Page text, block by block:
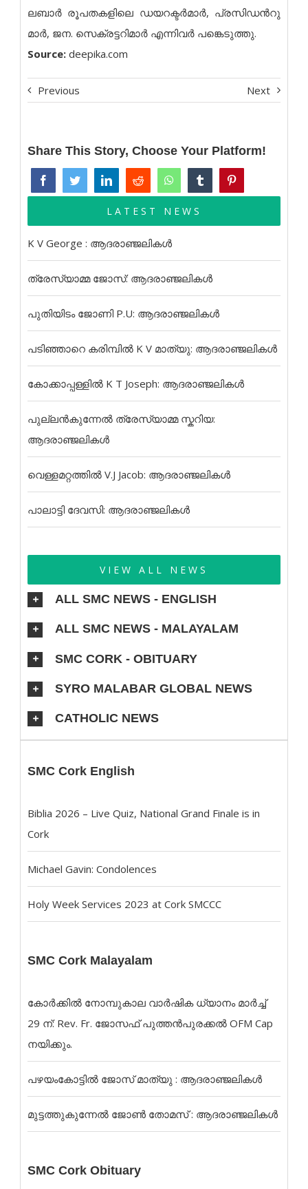
ല​​ബാ​​ർ രൂ​​പ​​ത​​ക​​ളി​​ലെ ഡ​​യ​​റ​​ക്ട​​ർ​​മാ​​ർ, പ്ര​​സി​​ഡ​​ന്‍റു​​
മാ​​ർ, ജ​​ന. സെ​​ക്ര​​ട്ട​​റി​​മാ​​ർ എ​​ന്നി​​വ​​ർ പ​​ങ്കെ​​ടു​​ത്തു.
Source: deepika.com
Previous Next
Share This Story, Choose Your Platform!
LATEST NEWS
K V George : ആദരാഞ്ജലികൾ
ത്രേസ്യാമ്മ ജോസ്: ആദരാഞ്ജലികൾ
പുതിയിടം ജോണി P.U: ആദരാഞ്ജലികൾ
പടിഞ്ഞാറെ കരിമ്പിൽ K V മാത്യു: ആദരാഞ്ജലികൾ
കോക്കാപ്പള്ളിൽ K T Joseph: ആദരാഞ്ജലികൾ
പുല്ലൻകുന്നേൽ ത്രേസ്യാമ്മ സ്കറിയ:
ആദരാഞ്ജലികൾ
വെള്ളമറ്റത്തിൽ V.J Jacob: ആദരാഞ്ജലികൾ
പാലാട്ടി ദേവസി: ആദരാഞ്ജലികൾ
VIEW ALL NEWS
ALL SMC NEWS - ENGLISH
ALL SMC NEWS - MALAYALAM
SMC CORK - OBITUARY
SYRO MALABAR GLOBAL NEWS
CATHOLIC NEWS
SMC Cork English
Biblia 2026 – Live Quiz, National Grand Finale is in
Cork
Michael Gavin: Condolences
Holy Week Services 2023 at Cork SMCCC
SMC Cork Malayalam
കോർക്കിൽ നോമ്പുകാല വാർഷിക ധ്യാനം മാർച്ച്
29 ന്: Rev. Fr. ജോസഫ് പുത്തൻപുരക്കൽ OFM Cap
നയിക്കും.
പഴയംകോട്ടിൽ ജോസ് മാത്യു : ആദരാഞ്ജലികൾ
മുട്ടത്തുകുന്നേൽ ജോൺ തോമസ് : ആദരാഞ്ജലികൾ
SMC Cork Obituary